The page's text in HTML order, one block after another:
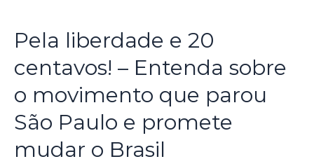
Pela liberdade e 20
centavos! – Entenda sobre
o movimento que parou
São Paulo e promete
mudar o Brasil